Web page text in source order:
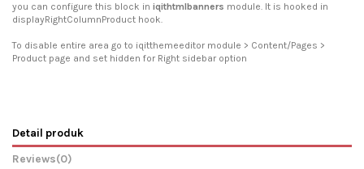
you can configure this block in iqithtmlbanners module. It is hooked in
displayRightColumnProduct hook.
To disable entire area go to iqitthemeeditor module > Content/Pages >
Product page and set hidden for Right sidebar option
Detail produk
Reviews(0)